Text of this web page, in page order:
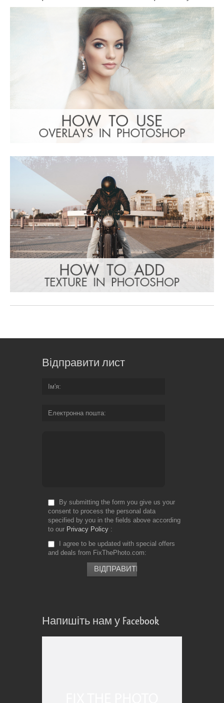
Відправити лист
Ім'я
Електронна пошта
By submitting the form you give us your
consent to process the personal data
specified by you in the fields above according
to our Privacy Policy
I agree to be updated with special offers
and deals from FixThePhoto.com
Напишіть нам у Facebook